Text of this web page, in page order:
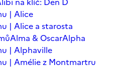
| Alice
| Alice a starosta
Alma & OscarAlpha
| Alphaville
| Amélie z Montmartru